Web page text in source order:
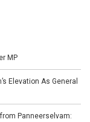
MP
Elevation As General
Panneerselvam: